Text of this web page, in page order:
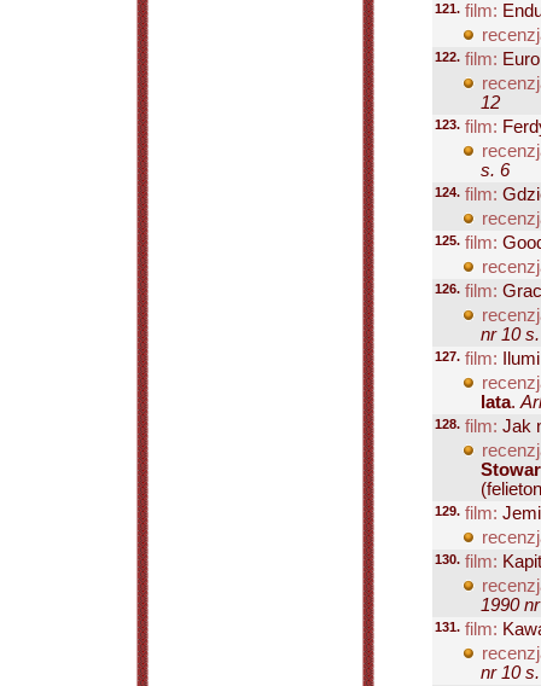
121. film:
122. film:
12
123. film:
s. 6
124. film:
125. film:
126. film:
nr 10
127. film:
lata.
128. film: Jak
129. film:
130. film:
1990
131. film:
nr 10